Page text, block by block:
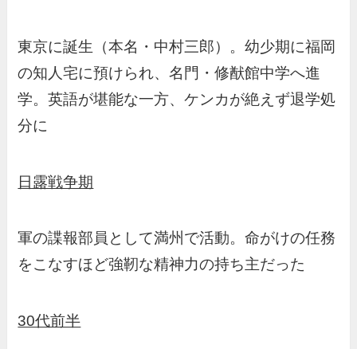
東京に誕生（本名・中村三郎）。幼少期に福岡
の知人宅に預けられ、名門・修猷館中学へ進
学。英語が堪能な一方、ケンカが絶えず退学処
分に
日露戦争期
軍の諜報部員として満州で活動。命がけの任務
をこなすほど強靭な精神力の持ち主だった
30代前半